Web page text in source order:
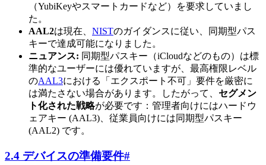
（YubiKeyやスマートカードなど）を要求していまし
た。
AAL2は現在、 NISTのガイダンスに従い、同期型パス
キーで達成可能になりました。
ニュアンス: 同期型パスキー（iCloudなどのもの）は標
準的なユーザーには優れていますが、最高権限レベル
のAAL3における「エクスポート不可」要件を厳密に
は満たさない場合があります。したがって、 セグメン
ト化された戦略が必要です：管理者向けにはハードウ
ェアキー (AAL3)、従業員向けには同期型パスキー
(AAL2) です。
2.4 デバイスの準備要件#